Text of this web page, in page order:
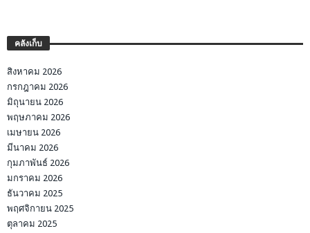
คลังเก็บ
สิงหาคม 2026
กรกฎาคม 2026
มิถุนายน 2026
พฤษภาคม 2026
เมษายน 2026
มีนาคม 2026
กุมภาพันธ์ 2026
มกราคม 2026
ธันวาคม 2025
พฤศจิกายน 2025
ตุลาคม 2025